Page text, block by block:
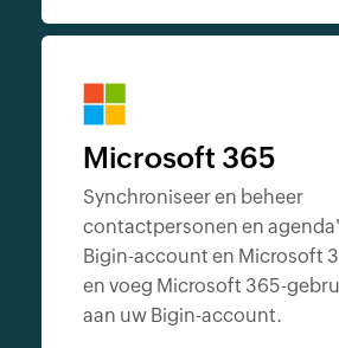
Microsoft 365
Synchroniseer en beheer
contactpersonen en
Bigin-account en Microsoft
en voeg Microsoft 365-
aan uw Bigin-account.